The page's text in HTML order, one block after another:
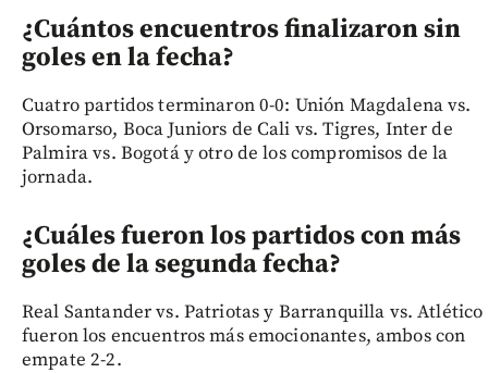
¿Cuántos encuentros finalizaron sin
goles en la fecha?
Cuatro partidos terminaron 0-0: Unión Magdalena vs.
Orsomarso, Boca Juniors de Cali vs. Tigres, Inter de
Palmira vs. Bogotá y otro de los compromisos de la
jornada.
¿Cuáles fueron los partidos con más
goles de la segunda fecha?
Real Santander vs. Patriotas y Barranquilla vs. Atlético
fueron los encuentros más emocionantes, ambos con
empate 2-2.